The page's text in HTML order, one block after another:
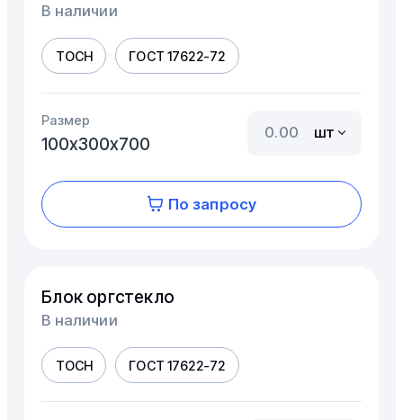
В наличии
ТОСН ГОСТ 17622-72
Размер
100х300х700
шт
По запросу
Блок оргстекло
В наличии
ТОСН ГОСТ 17622-72